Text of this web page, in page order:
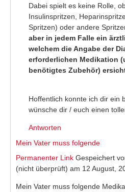
Dabei spielt es keine Rolle,
Insulinspritzen,
Spritzen) oder andere
aber in jedem Falle ein
welchem die Angabe der
erforderlichen Medikation
benötigtes Zubehör)
Hoffentlich konnte ich dir ein
wünsche dir / euch einen
Antworten
Mein Vater muss folgende
Permanenter Link Gespeichert
(nicht überprüft) am 12 August,
Mein Vater muss folgende